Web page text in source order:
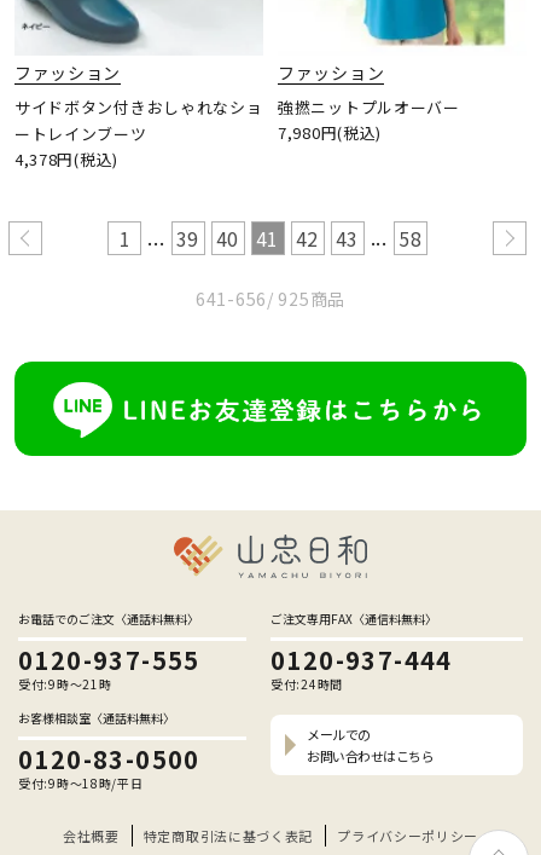
ファッション
サイドボタン付きおしゃれなショ
ートレインブーツ
4,378円(税込)
ファッション
強撚ニットプルオーバー
7,980円(税込)
1 ... 39 40 41 42 43 ... 58
641-656/ 925商品
お電話でのご注文〈通話料無料〉
0120-937-555
受付:9時〜21時
ご注文専用FAX〈通信料無料〉
0120-937-444
受付:24時間
お客様相談室〈通話料無料〉
0120-83-0500
受付:9時〜18時/平日
メールでの
お問い合わせはこちら
会社概要 特定商取引法に基づく表記 プライバシーポリシー